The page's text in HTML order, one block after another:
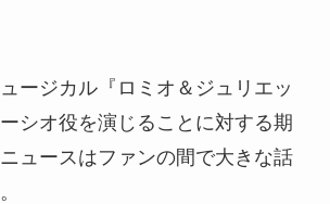
ージカル『ロミオ＆ジュリエッ
シオ役を演じることに対する期
ュースはファンの間で大きな話